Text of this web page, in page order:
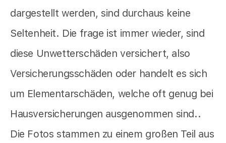
dargestellt werden, sind durchaus keine
Seltenheit. Die frage ist immer wieder, sind
diese Unwetterschäden versichert, also
Versicherungsschäden oder handelt es sich
um Elementarschäden, welche oft genug bei
Hausversicherungen ausgenommen sind..
Die Fotos stammen zu einem großen Teil aus